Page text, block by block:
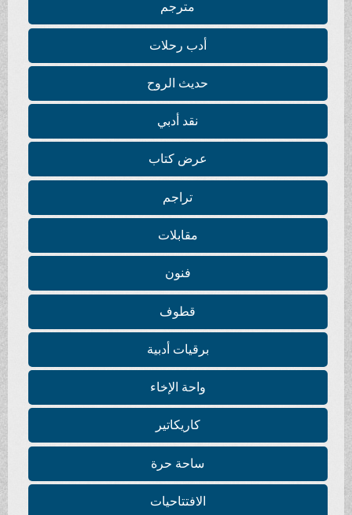
مترجم
أدب رحلات
حديث الروح
نقد أدبي
عرض كتاب
تراجم
مقابلات
فنون
قطوف
برقيات أدبية
واحة الإخاء
كاريكاتير
ساحة حرة
الافتتاحيات